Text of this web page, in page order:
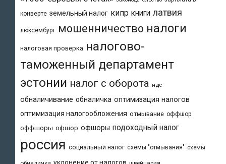
конверте земельный налог кипр книги латвия
люксембург мошенничество налоги
налоговая проверка налогово-
таможенный департамент
эстонии налог с оборота ндс
обналичивание обналичка оптимизация налогов
оптимизация налогообложения отмывание оффшор
оффшоры офшор офшоры подоходный налог
россия социальный налог схемы "отмывания" схемы